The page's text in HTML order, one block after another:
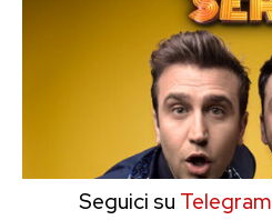
Seguici su Telegram